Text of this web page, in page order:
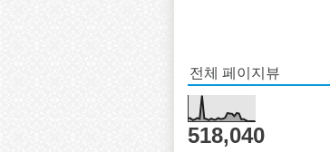
전체 페이지뷰
518,040